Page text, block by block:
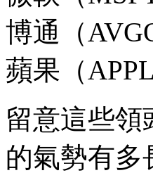
博通（
蘋果（APPL
留意這些領
的氣勢有多